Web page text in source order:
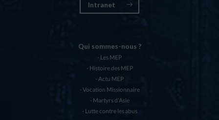
Intranet
Qui sommes-nous ?
Les MEP
Histoire des MEP
Actu MEP
Vocation Missionnaire
Martyrs d’Asie
Lutte contre les abus